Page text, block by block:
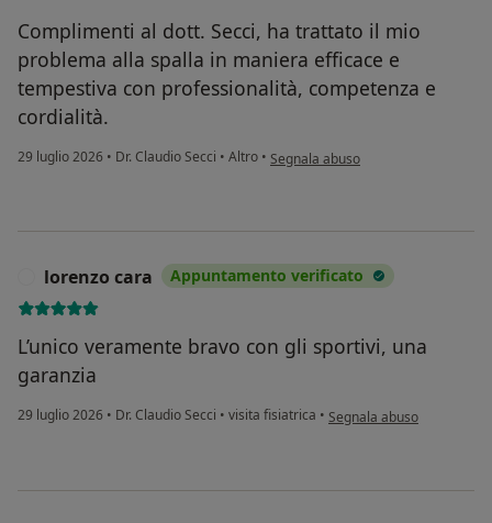
Complimenti al dott. Secci, ha trattato il mio
problema alla spalla in maniera efficace e
tempestiva con professionalità, competenza e
cordialità.
29 luglio 2026 • Dr. Claudio Secci • Altro • secondo l'opinione dell'utente
Segnala abuso
lorenzo cara Appuntamento verificato
L’unico veramente bravo con gli sportivi, una
garanzia
29 luglio 2026 • Dr. Claudio Secci • visita fisiatrica • secondo l'opinione
Segnala abuso